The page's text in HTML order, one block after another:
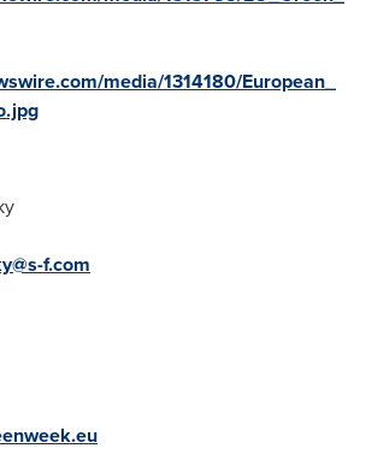
media/1314180/European_
f.com